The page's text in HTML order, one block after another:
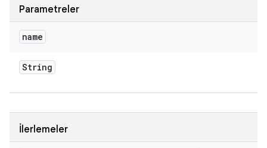
Parametreler
name
String
İlerlemeler